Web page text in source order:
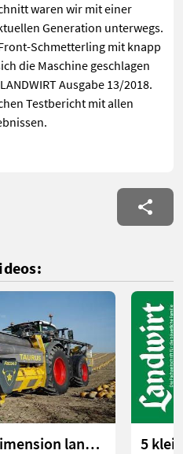
waren wir mit einer
Generation unterwegs.
Schmetterling mit knapp
die Maschine geschlagen
Ausgabe 13/2018.
Testbericht mit allen
Kürbisernte in neuer Dimension landwirt.com 5